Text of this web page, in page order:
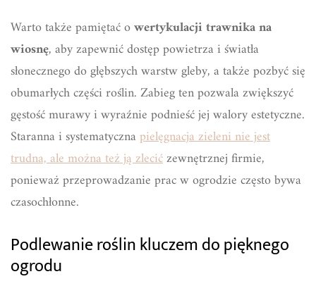
Warto także pamiętać owertykulacji trawnika na
wiosnę, aby zapewnić dostęp powietrza i światła
słonecznego do głębszych warstw gleby, a także pozbyć się
obumarłych części roślin. Zabieg ten pozwala zwiększyć
gęstość murawy i wyraźnie podnieść jej walory estetyczne.
Staranna i systematycznapielęgnacja zieleni nie jest
trudna, ale można też ją zlecićzewnętrznej firmie,
ponieważ przeprowadzanie prac w ogrodzie często bywa
czasochłonne.
Podlewanie roślin kluczem do pięknego
ogrodu